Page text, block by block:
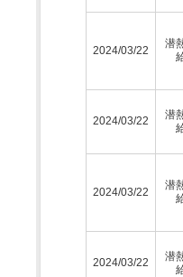
2024/03/22
潜
2024/03/22
潜
2024/03/22
潜
2024/03/22
潜